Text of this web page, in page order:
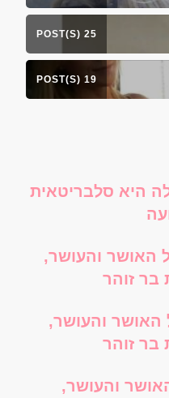
25 POST(S)
19 POST(S)
היא סלבריטאית
האושר והעושר,
בר זוהר
האושר והעושר,
בר זוהר
והעושר,